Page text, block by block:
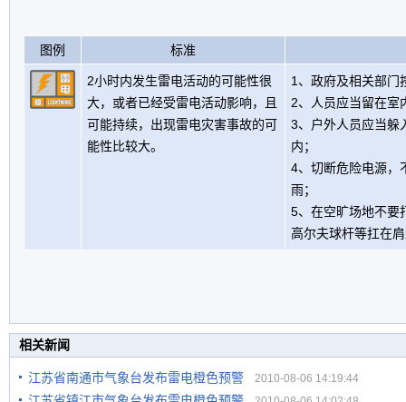
图例 标准
2小时内发生雷电活动的可能性很
大，或者已经受雷电活动影响，且
可能持续，出现雷电灾害事故的可
能性比较大。
1、政府及相关部门
2、人员应当留在室
3、户外人员应当躲
内；
4、切断危险电源，
雨；
5、在空旷场地不要
高尔夫球杆等扛在
相关新闻
江苏省南通市气象台发布雷电橙色预警 2010-08-06 14:19:44